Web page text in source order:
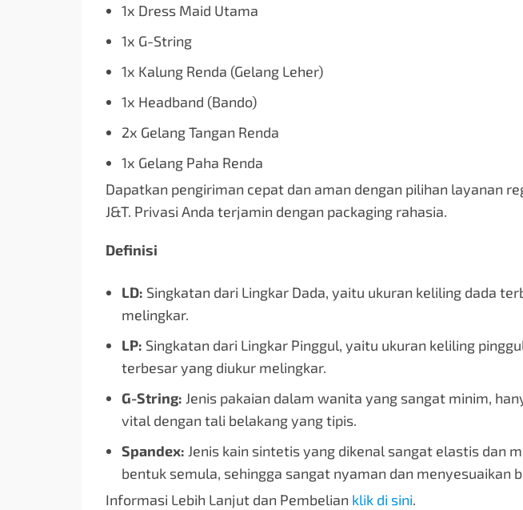
1x Dress Maid Utama
1x G-String
1x Kalung Renda (Gelang Leher)
1x Headband (Bando)
2x Gelang Tangan Renda
1x Gelang Paha Renda
Dapatkan pengiriman cepat dan aman dengan pilihan layanan
J&T. Privasi Anda terjamin dengan packaging rahasia.
Definisi
LD: Singkatan dari Lingkar Dada, yaitu ukuran keliling dada
melingkar.
LP: Singkatan dari Lingkar Pinggul, yaitu ukuran keliling
terbesar yang diukur melingkar.
G-String: Jenis pakaian dalam wanita yang sangat minim,
vital dengan tali belakang yang tipis.
Spandex: Jenis kain sintetis yang dikenal sangat elastis dan
bentuk semula, sehingga sangat nyaman dan menyesuaikan
Informasi Lebih Lanjut dan Pembelian klik di sini.